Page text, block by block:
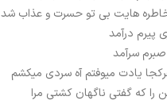
هایت بی تو حسرت و عذاب شد
پیرم درآمد
سرآمد
یادت میوفتم آه سردی میکشم
را که گفتی ناگهان کشتی مرا